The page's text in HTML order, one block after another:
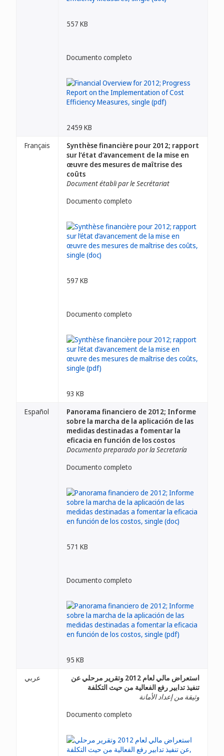
557 KB
Documento completo
2459 KB
Français
Synthèse financière pour 2012; rapport
sur l’état d’avancement de la mise en
œuvre des mesures de maîtrise des
coûts
Document établi par le Secrétariat
Documento completo
597 KB
Documento completo
93 KB
Español
Panorama financiero de 2012; Informe
sobre la marcha de la aplicación de las
medidas destinadas a fomentar la
eficacia en función de los costos
Documento preparado por la Secretaría
Documento completo
571 KB
Documento completo
95 KB
عربي
استعراض مالي لعام 2012 وتقرير مرحلي عن
تنفيذ تدابير رفع الفعالية من حيث التكلفة
وثيقة من إعداد الأمانة
Documento completo